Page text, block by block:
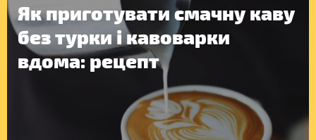
Як приготувати смачну каву
без турки і кавоварки
вдома: рецепт